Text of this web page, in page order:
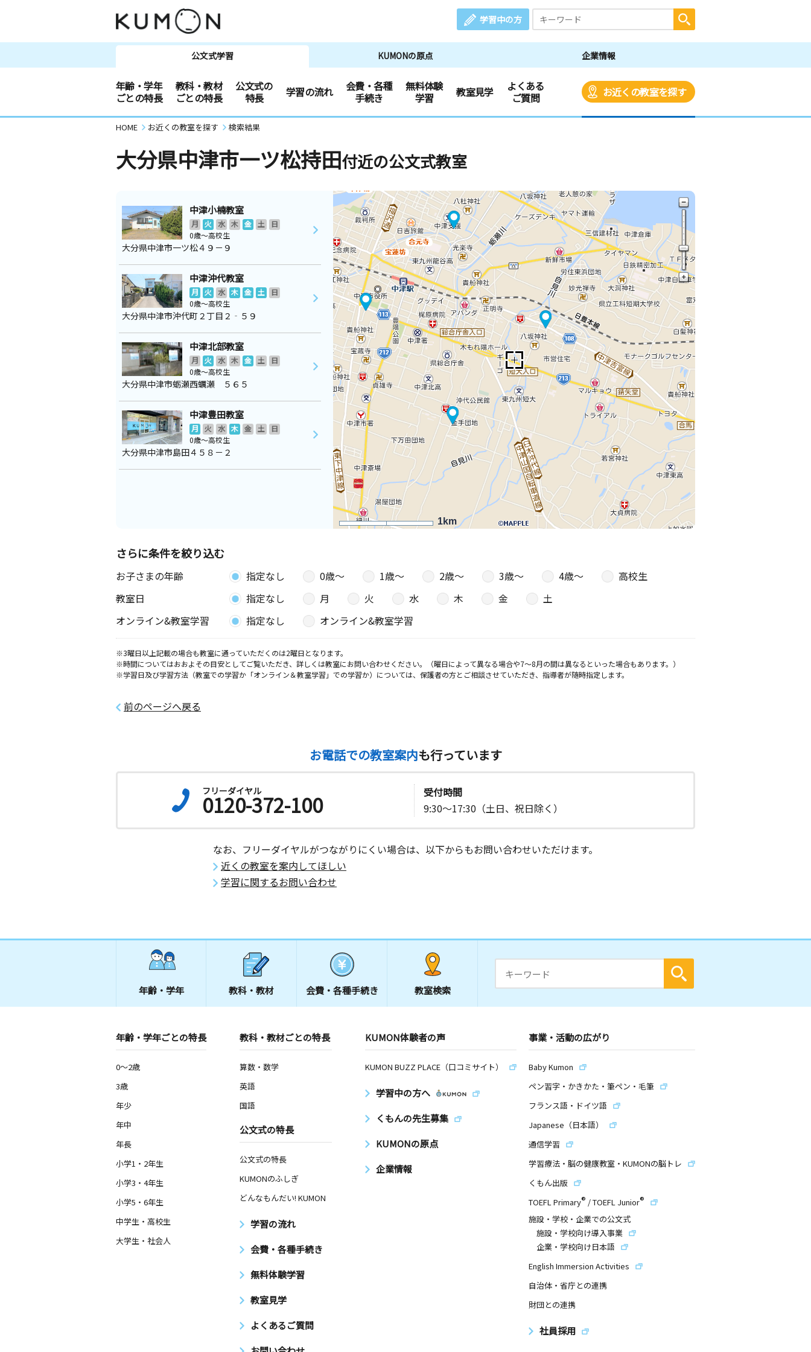
学習中の方
公文式学習 KUMONの原点 企業情報
年齢・学年
ごとの特長
教科・教材
ごとの特長
公文式の
特長
学習の流れ
会費・各種
手続き
無料体験
学習
教室見学
よくある
ご質問
お近くの教室を探す
HOME お近くの教室を探す 検索結果
大分県中津市一ツ松持田付近の公文式教室
1km
中津小楠教室
月 火 水 木 金 土
日
0歳～高校生
大分県中津市一ツ松４９－９
中津沖代教室
月 火 水 木 金 土
日
0歳～高校生
大分県中津市沖代町２丁目２‐５９
中津北部教室
月 火 水 木 金 土
日
0歳～高校生
大分県中津市蛎瀬西蠣瀬 ５６５
中津豊田教室
月 火 水 木 金 土
日
0歳～高校生
大分県中津市島田４５８－２
さらに条件を絞り込む
お子さまの年齢 指定なし 0歳〜 1歳〜 2歳〜 3歳〜 4歳〜
高校生
教室日
指定なし 月 火 水 木 金
土
オンライン&教室学習
指定なし オンライン&教室学習
※3曜日以上記載の場合も教室に通っていただくのは2曜日となります。
※時間についてはおおよその目安としてご覧いただき、詳しくは教室にお問い合わせください。（曜日によって異なる場合や7～8月の間は異なるといった場合もあります。）
※学習日及び学習方法（教室での学習か「オンライン＆教室学習」での学習か）については、保護者の方とご相談させていただき、指導者が随時指定します。
前のページへ戻る
お電話での教室案内も行っています
フリーダイヤル
0120-372-100
受付時間
9:30～17:30（土日、祝日除く）
なお、フリーダイヤルがつながりにくい場合は、以下からもお問い合わせいただけます。
近くの教室を案内してほしい
学習に関するお問い合わせ
年齢・学年 教科・教材 会費・ 各種手続き 教室検索
年齢・学年ごとの特長
0～2歳
3歳
年少
年中
年長
小学1・2年生
小学3・4年生
小学5・6年生
中学生・高校生
大学生・社会人
教科・教材ごとの特長
算数・数学
英語
国語
公文式の特長
公文式の特長
KUMONのふしぎ
どんなもんだい! KUMON
学習の流れ
会費・各種手続き
無料体験学習
教室見学
よくあるご質問
KUMON体験者の声
KUMON BUZZ PLACE（口コミサイト）
学習中の方へ
くもんの先生募集
KUMONの原点
企業情報
事業・活動の広がり
Baby Kumon
ペン習字・かきかた・筆ペン・毛筆
フランス語・ドイツ語
Japanese（日本語）
通信学習
学習療法・脳の健康教室・KUMONの脳トレ
くもん出版
TOEFL Primary® /TOEFL Junior®
施設・学校・企業での公文式
施設・学校向け導入事業
企業・学校向け日本語
English Immersion Activities
自治体・省庁との連携
財団との連携
社員採用